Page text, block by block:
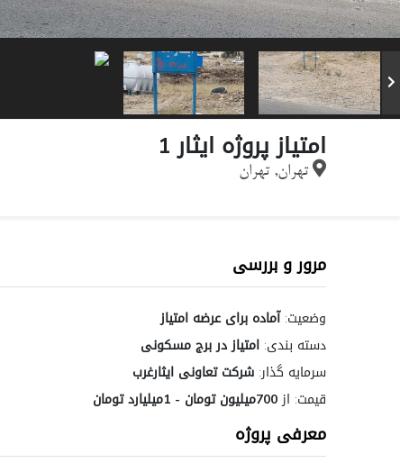
امتیاز پروژه ایثار 1
تهران, تهران
مرور و بررسی
وضعیت: آماده برای عرضه امتیاز
دسته بندی: امتیاز در برج مسکونی
سرمایه گذار: شرکت تعاونی ایثارغرب
قیمت: از700میلیون تومان - 1میلیارد تومان
معرفی پروژه